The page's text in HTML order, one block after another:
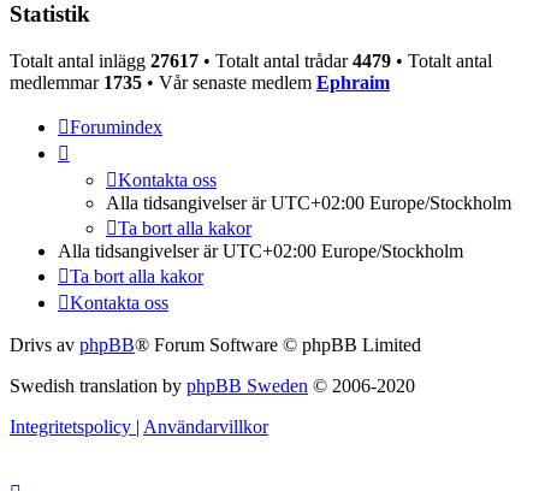
Statistik
Totalt antal inlägg 27617 • Totalt antal trådar4479 • Totalt antal
medlemmar 1735 • Vår senaste medlem Ephraim
Forumindex
Kontakta oss
Alla tidsangivelser är UTC+02:00 Europe/Stockholm
Ta bort alla kakor
Alla tidsangivelser är UTC+02:00 Europe/Stockholm
Ta bort alla kakor
Kontakta oss
Drivs av phpBB® Forum Software © phpBB Limited
Swedish translation by phpBB Sweden © 2006-2020
Integritetspolicy | Användarvillkor